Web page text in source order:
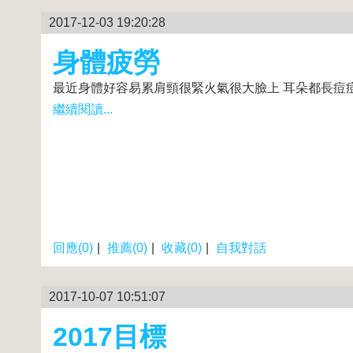
2017-12-03 19:20:28
身體疲勞
最近身體好容易累肩頸很緊火氣很大臉上 耳朵都長痘
繼續閱讀...
回應(0) 推薦(0) 收藏(0) 自我對話
2017-10-07 10:51:07
2017目標